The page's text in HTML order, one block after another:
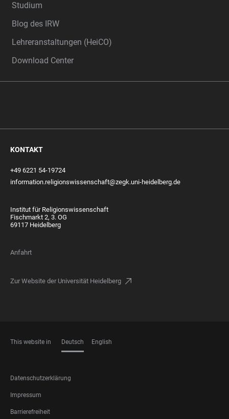
Studium
Blog des IRW
Lehreranstaltungen (HeiCO)
Download Center
KONTAKT
+49 6221 54-19724
information.religionswissenschaft@zegk.uni-heidelberg.de
Institut für Religionswissenschaft
Fischmarkt 2, 3. OG
69117 Heidelberg
Anfahrt
Zur Website der Universität Heidelberg
This website in Deutsch English
FOOTER
LEGAL
Datenschutzerklärung
Impressum
Barrierefreiheit